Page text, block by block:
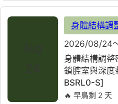
身體結構調
鎖腔室與深
BSRL0-S]
🔥 早鳥剩 2 天
身體結構調
2026/08/24